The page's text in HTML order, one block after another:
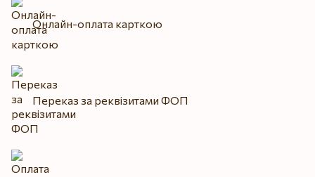
Онлайн-оплата карткою
Переказ за реквізитами ФОП